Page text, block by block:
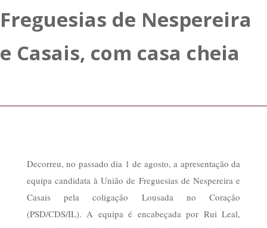
Freguesias de Nespereira
e Casais, com casa cheia
Decorreu, no passado dia 1 de agosto, a apresentação da
equipa candidata à União de Freguesias de Nespereira e
Casais pela coligação Lousada no Coração
(PSD/CDS/IL). A equipa é encabeçada por Rui Leal,